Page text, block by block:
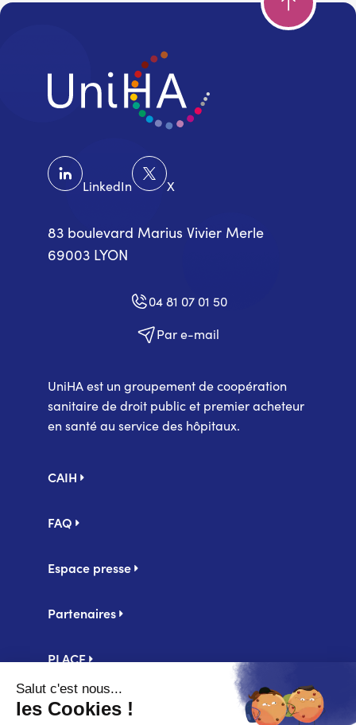
LinkedIn X
83 boulevard Marius Vivier Merle
69003 LYON
04 81 07 01 50
Par e-mail
UniHA est un groupement de coopération
sanitaire de droit public et premier acheteur
en santé au service des hôpitaux.
de
CAIH
FAQ
Espace presse
Partenaires
PLACE
Centrale d'achat UniHA